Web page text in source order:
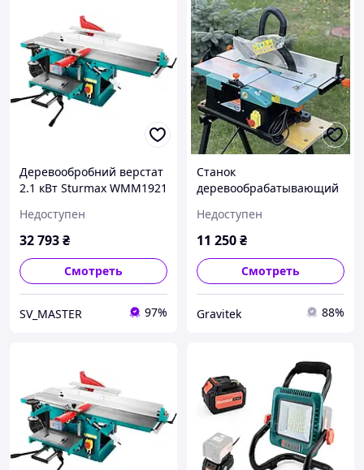
Деревообробний верстат
2.1 кВт Sturmax WMM1921
Недоступен
32 793₴
Смотреть
SV_MASTER 97%
Станок
деревообрабатывающий
1800 Вт, 230 В, ширина
строгания 155 мм,
мм, вес 12 кг
Недоступен
11 250₴
Смотреть
Gravitek 88%